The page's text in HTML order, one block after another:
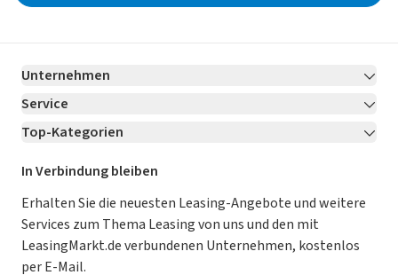
Unternehmen
Über LeasingMarkt.de
Karriere Jetzt bewerben!
Für Händler
Kooperation mit AutoScout24
AGB
Datenschutz
Service
Kontakt
Ratgeber
Magazin
Datenschutz-Einstellungen
So funktioniert’s
Top-Kategorien
Leasing Deals
Gebrauchtwagen Leasing
Leasing ohne Anzahlung
E-Auto Leasing
In Verbindung bleiben
Erhalten Sie die neuesten Leasing-Angebote und weitere
Services zum Thema Leasing von uns und den mit
LeasingMarkt.de verbundenen Unternehmen, kostenlos
per E-Mail.